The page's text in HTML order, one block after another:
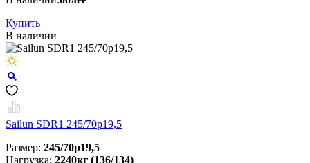
Купить
В наличии
Sailun SDR1 245/70р19,5
Размер: 245/70р19,5
Нагрузка: 2240кг (136/134)